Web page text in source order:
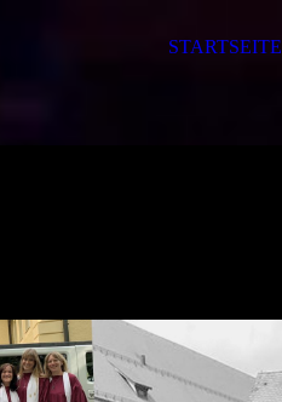
STARTSEITE